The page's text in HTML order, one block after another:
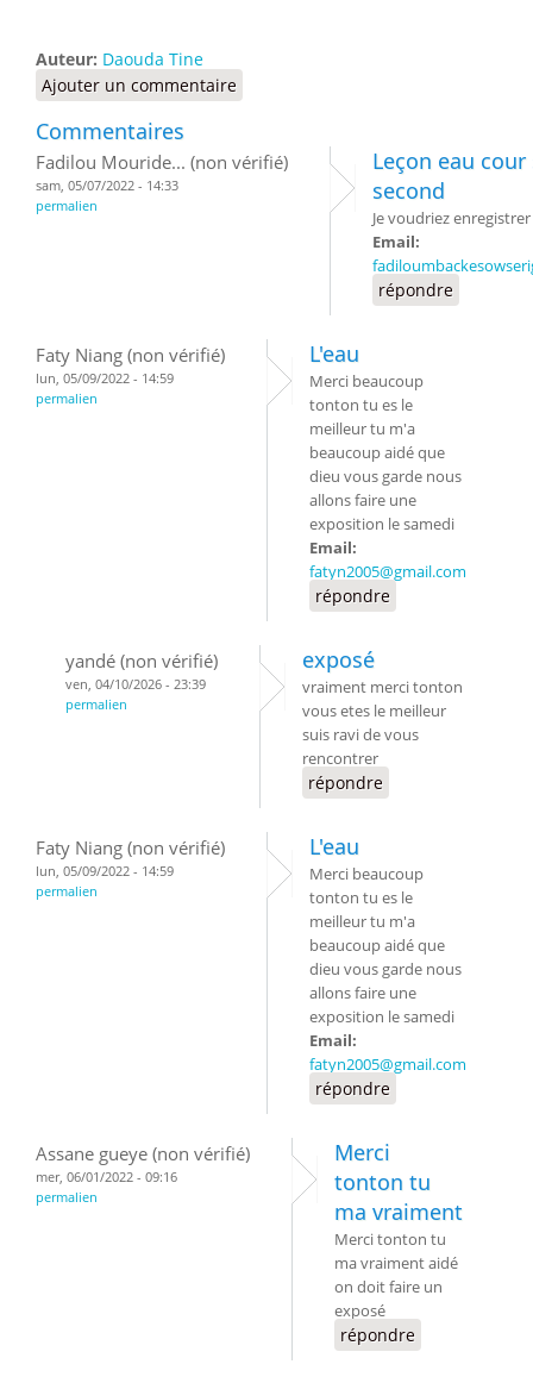
Auteur: Daouda Tine
Ajouter un commentaire
Commentaires
Fadilou Mouride... (non vérifié)
sam, 05/07/2022 - 14:33
permalien
Leçon eau cour
second
Je voudriez
Email:
répondre
Faty Niang (non vérifié)
lun, 05/09/2022 - 14:59
permalien
L'eau
Merci beaucoup
tonton tu es le
meilleur tu m'a
beaucoup aidé que
dieu vous garde nous
allons faire une
exposition le samedi
Email:
fatyn2005@gmail.com
répondre
yandé (non vérifié)
ven, 04/10/2026 - 23:39
permalien
exposé
vraiment merci tonton
vous etes le meilleur
suis ravi de vous
rencontrer
répondre
Faty Niang (non vérifié)
lun, 05/09/2022 - 14:59
permalien
L'eau
Merci beaucoup
tonton tu es le
meilleur tu m'a
beaucoup aidé que
dieu vous garde nous
allons faire une
exposition le samedi
Email:
fatyn2005@gmail.com
répondre
Assane gueye (non vérifié)
mer, 06/01/2022 - 09:16
permalien
Merci
tonton tu
ma vraiment
Merci tonton tu
ma vraiment aidé
on doit faire un
exposé
répondre